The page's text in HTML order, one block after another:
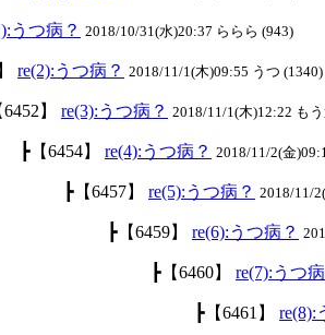
うつ病？ 2018/10/31(水)20:37 ららら (943)
re(2):うつ病？ 2018/11/1(木)09:55 うつ (1340)
6452】 re(3):うつ病？ 2018/11/1(木)12:22 も
┣【6454】 re(4):うつ病？ 2018/11/2(金
┣【6457】 re(5):うつ病？ 2018/11/
┣【6459】 re(6):うつ病？
┣【6460】 re(7):うつ
┣【6461】 re(8):